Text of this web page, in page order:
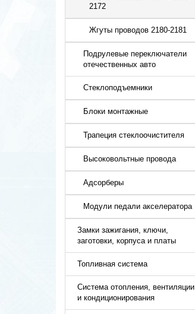
2172
Жгуты проводов 2180-2181
Подрулевые переключатели
отечественных авто
Стеклоподъемники
Блоки монтажные
Трапеция стеклоочистителя
Высоковольтные провода
Адсорберы
Модули педали акселератора
Замки зажигания, ключи,
заготовки, корпуса и платы
Топливная система
Система отопления, вентиляции
и кондиционирования